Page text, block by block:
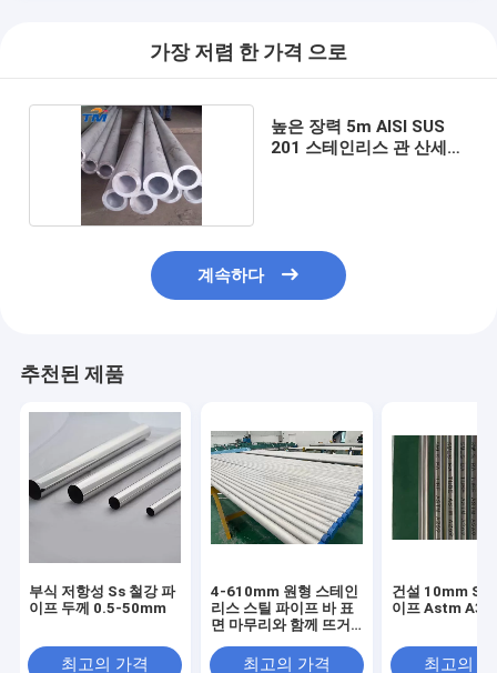
가장 저렴 한 가격 으로
높은 장력 5m AISI SUS
201 스테인리스 관 산세척
계속하다
추천된 제품
부식 저항성 Ss 철강 파
이프 두께 0.5-50mm
최고의 가격
4-610mm 원형 스테인
리스 스틸 파이프 바 표
면 마무리와 함께 뜨거
최고의 가격
건설 10mm Ss
이프 Astm
최고의